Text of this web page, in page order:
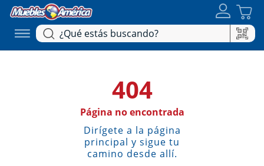
404
Página no encontrada
Dirígete a la página
principal y sigue tu
camino desde allí.